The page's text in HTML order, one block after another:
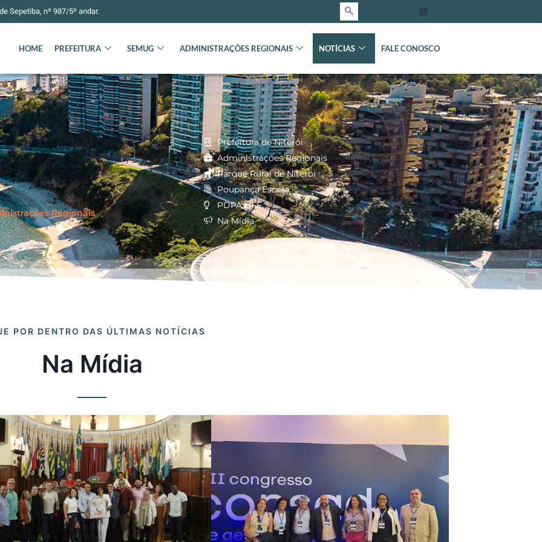
Sepetiba, nº 987/5º andar.
HOME PREFEITURA SEMUG ADMINISTRAÇÕES REGIONAIS NOTÍCIAS FALE CONOSCO
Regionais
Prefeitura de Niterói
Administrações Regionais
Parque Rural de Niterói
Poupança Escola
PDPA UFF
Na Mídia
POR DENTRO DAS ÚLTIMAS NOTÍCIAS
Na Mídia